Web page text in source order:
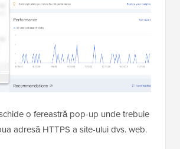
o fereastră pop-up unde trebuie
adresă HTTPS a site-ului dvs. web.